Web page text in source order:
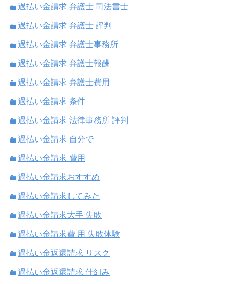
過払い金請求 弁護士 司法書士
過払い金請求 弁護士 評判
過払い金請求 弁護士事務所
過払い金請求 弁護士報酬
過払い金請求 弁護士費用
過払い金請求 条件
過払い金請求 法律事務所 評判
過払い金請求 自分で
過払い金請求 費用
過払い金請求おすすめ
過払い金請求してみた
過払い金請求大手 失敗
過払い金請求費 用 失敗体験
過払い金返還請求 リスク
過払い金返還請求 仕組み